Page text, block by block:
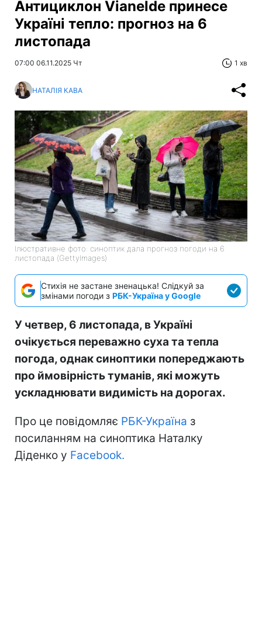
Антициклон Vianelde принесе
Україні тепло: прогноз на 6
листопада
07:00 06.11.2025 Чт 1 хв
НАТАЛІЯ КАВА
Ілюстративне фото: синоптик дала прогноз погоди на 6
листопада (GettyImages)
Стихія не застане зненацька! Слідкуй за
змінами погоди з РБК-Україна у Google
У четвер, 6 листопада, в Україні
очікується переважно суха та тепла
погода, однак синоптики попереджають
про ймовірність туманів, які можуть
ускладнювати видимість на дорогах.
Про це повідомляє РБК-Україна з
посиланням на синоптика Наталку
Діденко у Facebook.